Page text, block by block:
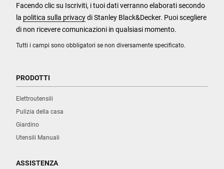
Tutti i campi sono obbligatori se non diversamente specificato.
Facendo clic su Iscriviti, i tuoi dati verranno elaborati secondo
la politica sulla privacydi Stanley Black&Decker. Puoi scegliere
di non ricevere comunicazioni in qualsiasi momento.
PRODOTTI
Elettroutensili
Pulizia della casa
Giardino
Utensili Manuali
ASSISTENZA